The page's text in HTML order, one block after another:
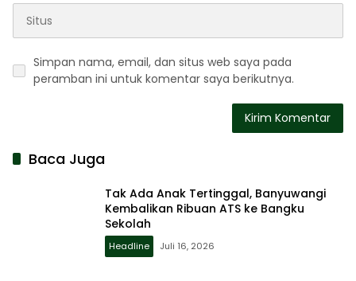
Simpan nama, email, dan situs web saya pada
peramban ini untuk komentar saya berikutnya.
Baca Juga
Tak Ada Anak Tertinggal, Banyuwangi
Kembalikan Ribuan ATS ke Bangku
Sekolah
Headline Juli 16, 2026